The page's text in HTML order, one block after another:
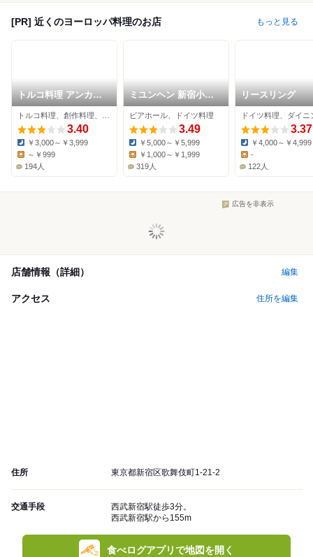
[PR] 近くのヨーロッパ料理のお店 もっと見る
トルコ料理 アンカラ
新宿3丁目店
3.40
Dinner:
￥3,000～￥3,999
～￥999
194人
ミユンヘン 新宿小田
急ハルク店
ビアホール、ドイツ料理
3.49
Dinner:
￥5,000～￥5,999
￥1,000～￥1,999
319人
リースリング
3.37
Dinner:
￥4,000～￥4,999
-
122人
広告を非表示
店舗情報（詳細） 編集
アクセス 住所を編集
住所 東京都新宿区歌舞伎町1-21-2
交通手段
西武新宿駅徒歩3分。
西武新宿駅から155m
食べログアプリで地図を開く